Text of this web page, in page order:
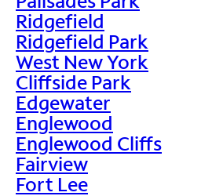
Ridgefield
Ridgefield Park
West New York
Cliffside Park
Edgewater
Englewood
Englewood Cliffs
Fairview
Fort Lee